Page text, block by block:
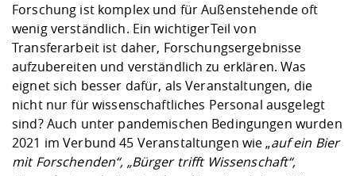
Forschung ist komplex und für Außenstehende oft
wenig verständlich. Ein wichtigerTeil von
Transferarbeit ist daher, Forschungsergebnisse
aufzubereiten und verständlich zu erklären. Was
eignet sich besser dafür, als Veranstaltungen, die
nicht nur für wissenschaftliches Personal ausgelegt
sind? Auch unter pandemischen Bedingungen wurden
2021 im Verbund 45 Veranstaltungen wie „auf ein Bier
mit Forschenden“, „Bürger trifft Wissenschaft“,